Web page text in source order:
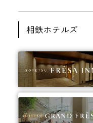
相鉄ホテルズ